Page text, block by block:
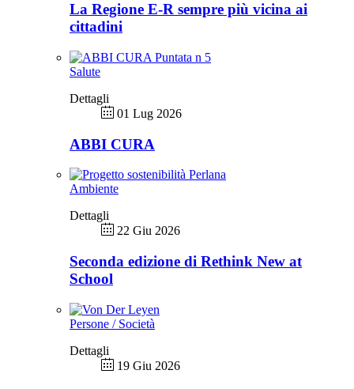
La Regione E-R sempre più vicina ai
cittadini
Salute
Dettagli
01 Lug 2026
ABBI CURA
Ambiente
Dettagli
22 Giu 2026
Seconda edizione di Rethink New at
School
Persone / Società
Dettagli
19 Giu 2026